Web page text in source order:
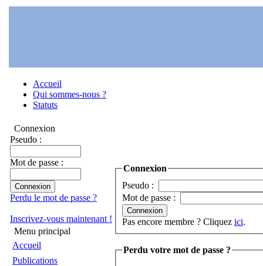
Accueil
Qui sommes-nous ?
Statuts
Connexion
Pseudo :
Mot de passe :
Perdu le mot de passe ?
Inscrivez-vous maintenant !
Menu principal
Accueil
Publications
Connexion
Pseudo :
Mot de passe :
Pas encore membre ? Cliquez ici.
Perdu votre mot de passe ?